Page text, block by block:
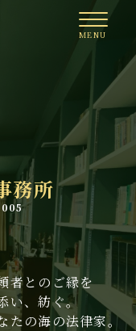
務所
者とのご縁を
い、紡ぐ。
たの海の法律家。